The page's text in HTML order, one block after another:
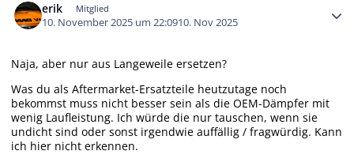
erik Mitglied
10. November 2025 um 22:0910. Nov 2025
Naja, aber nur aus Langeweile ersetzen?
Was du als Aftermarket-Ersatzteile heutzutage noch
bekommst muss nicht besser sein als die OEM-Dämpfer mit
wenig Laufleistung. Ich würde die nur tauschen, wenn sie
undicht sind oder sonst irgendwie auffällig / fragwürdig. Kann
ich hier nicht erkennen.